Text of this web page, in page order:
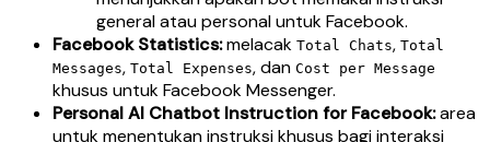
general atau personal untuk Facebook.
Facebook Statistics:melacak Total Chats, Total
Messages, Total Expenses, dan Cost per Message
khusus untuk Facebook Messenger.
Personal AI Chatbot Instruction for Facebook:area
untuk menentukan instruksi khusus bagi interaksi